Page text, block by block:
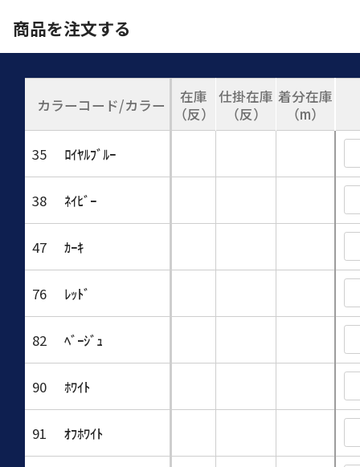
商品を注文する
カラーコード/カラー
在庫
（反）
仕掛在庫
（反）
着分在庫
（m）
35 ﾛｲﾔﾙﾌﾞﾙｰ
38 ﾈｲﾋﾞｰ
47 ｶｰｷ
76 ﾚｯﾄﾞ
82 ﾍﾞｰｼﾞｭ
90 ﾎﾜｲﾄ
91 ｵﾌﾎﾜｲﾄ